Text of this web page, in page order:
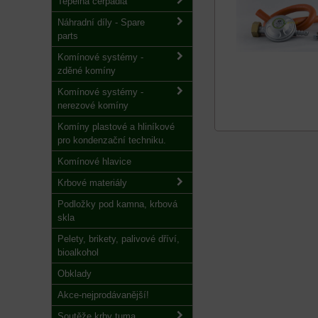
Náhradní díly - Spare
parts
Komínové systémy -
zděné komíny
Komínové systémy -
nerezové komíny
Komíny plastové a hliníkové
pro kondenzační techniku.
Komínové hlavice
Krbové materiály
Podložky pod kamna, krbová
skla
Pelety, brikety, palivové dříví,
bioalkohol
Obklady
Akce-nejprodávanější!